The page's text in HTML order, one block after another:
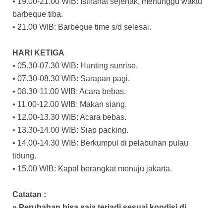
barbeque tiba.
• 21.00 WIB: Barbeque time s/d selesai.
HARI KETIGA
• 05.30-07.30 WIB: Hunting sunrise.
• 07.30-08.30 WIB: Sarapan pagi.
• 08.30-11.00 WIB: Acara bebas.
• 11.00-12.00 WIB: Makan siang.
• 12.00-13.30 WIB: Acara bebas.
• 13.30-14.00 WIB: Siap packing.
• 14.00-14.30 WIB: Berkumpul di pelabuhan pulau
tidung.
• 15.00 WIB: Kapal berangkat menuju jakarta.
Catatan :